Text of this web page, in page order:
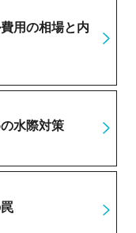
用の相場と内
水際対策